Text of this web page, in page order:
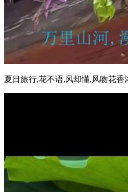
夏日旅行,花不语,风却懂,风吻花